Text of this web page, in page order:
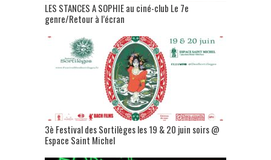
LES STANCES A SOPHIE au ciné-club Le 7e
genre/Retour à l’écran
3è Festival des Sortilèges les 19 & 20 juin soirs @
Espace Saint Michel